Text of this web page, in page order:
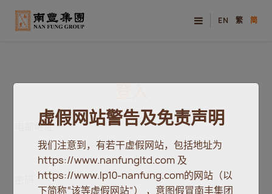
EN 繁 简
电邮地址虚假网站警告及免责声明
我们注意到，有若干虚假网站，包括地址为
https://www.nanfungltd.com 及
https://www.lp10-nanfung.com的网站（以
下简称“该等虚假网站”） ，意图假冒南丰集团